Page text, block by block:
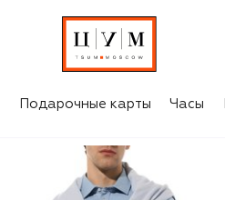
Подарочные карты Часы